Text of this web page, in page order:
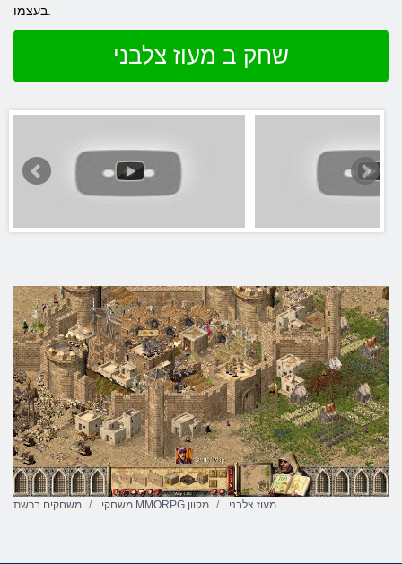
שחק ב מעוז צלבני
משחקים ברשת משחקי MMORPG מקוון מעוז צלבני